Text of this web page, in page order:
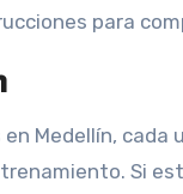
para
Medellín,
Si